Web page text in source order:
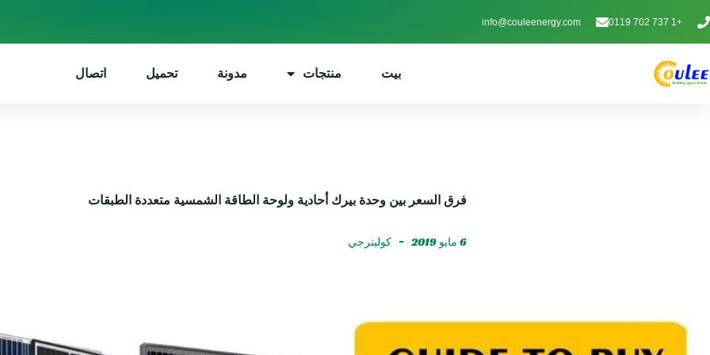
+1 737 702 0119
info@couleenergy.com
بيت منتجات مدونة تحميل اتصال
فرق السعر بين وحدة بيرك أحادية ولوحة الطاقة الشمسية متعددة الطبقات
6 مايو 2019 كولينرجي